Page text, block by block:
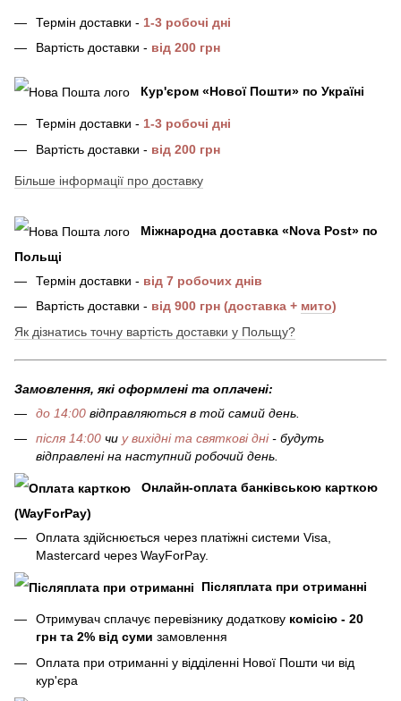
Термін доставки - 1-3 робочі дні
Вартість доставки - від 200 грн
Кур'єром «Нової Пошти» по Україні
Термін доставки - 1-3 робочі дні
Вартість доставки - від 200 грн
Більше інформації про доставку
Міжнародна доставка «Nova Post» по
Польщі
Термін доставки - від 7 робочих днів
Вартість доставки - від 900 грн (доставка + мито)
Як дізнатись точну вартість доставки у Польщу?
Замовлення, які оформлені та оплачені:
до 14:00 відправляються в той самий день.
після 14:00 чи у вихідні та святкові дні- будуть
відправлені на наступний робочий день.
Онлайн-оплата банківською карткою
(WayForPay)
Оплата здійснюється через платіжні системи Visa,
Mastercard через WayForPay.
Післяплата при отриманні
Отримувач сплачує перевізнику додаткову комісію - 20
грн та 2% від суми замовлення
Оплата при отриманні у відділенні Нової Пошти чи від
кур'єра